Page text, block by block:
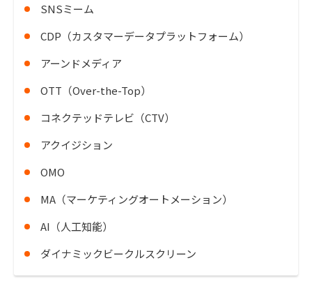
SNSミーム
CDP（カスタマーデータプラットフォーム）
アーンドメディア
OTT（Over-the-Top）
コネクテッドテレビ（CTV）
アクイジション
OMO
MA（マーケティングオートメーション）
AI（人工知能）
ダイナミックビークルスクリーン